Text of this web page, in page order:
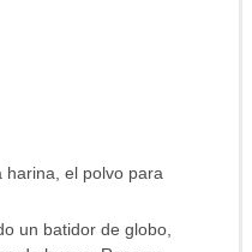
harina, el polvo para
un batidor de globo,